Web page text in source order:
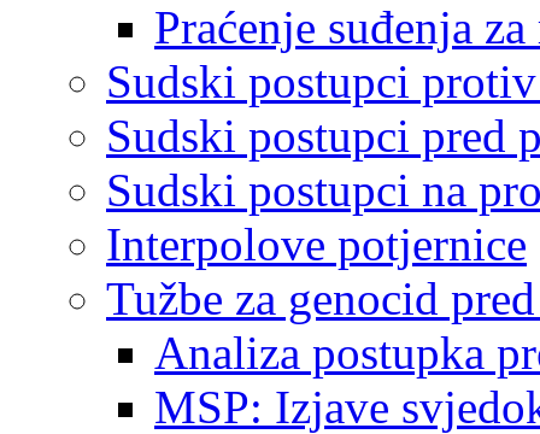
Praćenje suđenja
Sudski postupci
Sudski postupci pred
Sudski postupci na
Interpolove potjernice
Tužbe za genocid
Analiza postupka
MSP: Izjave